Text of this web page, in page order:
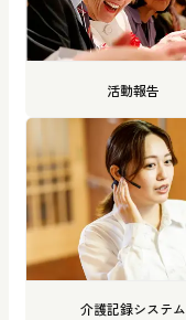
活動報告
介護記録システム